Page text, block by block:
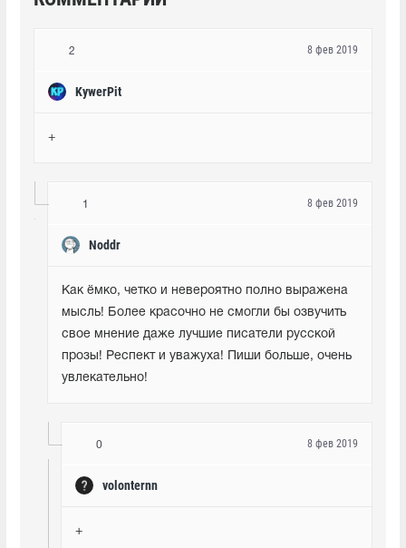
2
KywerPit
8 фев 2019
+
1
Noddr
8 фев 2019
Как ёмко, четко и невероятно полно выражена
мысль! Более красочно не смогли бы озвучить
свое мнение даже лучшие писатели русской
прозы! Респект и уважуха! Пиши больше, очень
увлекательно!
0
volonternn
8 фев 2019
+